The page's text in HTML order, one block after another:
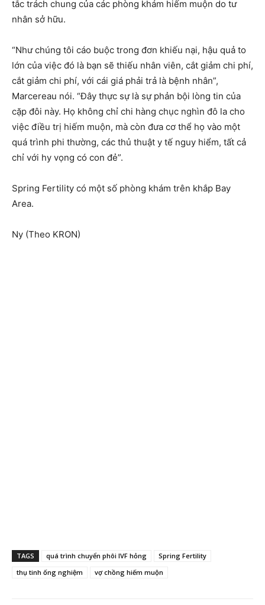
tắc trách chung của các phòng khám hiếm muộn do tư
nhân sở hữu.
“Như chúng tôi cáo buộc trong đơn khiếu nại, hậu quả to
lớn của việc đó là bạn sẽ thiếu nhân viên, cắt giảm chi phí,
cắt giảm chi phí, với cái giá phải trả là bệnh nhân”,
Marcereau nói. “Đây thực sự là sự phản bội lòng tin của
cặp đôi này. Họ không chỉ chi hàng chục nghìn đô la cho
việc điều trị hiếm muộn, mà còn đưa cơ thể họ vào một
quá trình phi thường, các thủ thuật y tế nguy hiểm, tất cả
chỉ với hy vọng có con đẻ”.
Spring Fertility có một số phòng khám trên khắp Bay
Area.
Ny (Theo KRON)
TAGS quá trình chuyển phôi IVF hỏng
Spring Fertility
thụ tinh ống nghiệm
vợ chồng hiếm muộn